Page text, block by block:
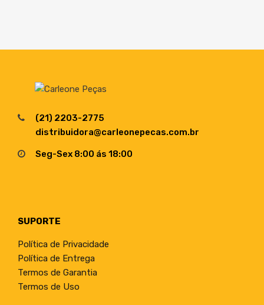
(21) 2203-2775
distribuidora@carleonepecas.com.br
Seg-Sex 8:00 ás 18:00
SUPORTE
Política de Privacidade
Política de Entrega
Termos de Garantia
Termos de Uso